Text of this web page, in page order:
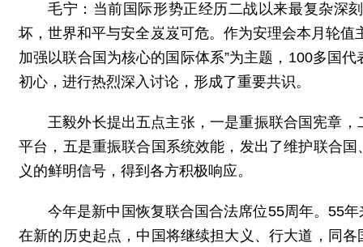
毛宁：当前国际形势正经历二战以来最复杂深
坏，世界和平与安全岌岌可危。作为安理会本月轮
加强以联合国为核心的国际体系”为主题，100多国
初心，进行热烈深入讨论，形成了重要共识。
王毅外长提出五点主张，一是重振联合国宪章
平台，五是重振联合国系统效能，发出了维护联合
义的鲜明信号，得到各方积极响应。
今年是新中国恢复联合国合法席位55周年。55
在新的历史起点，中国将继续担大义、行大道，同